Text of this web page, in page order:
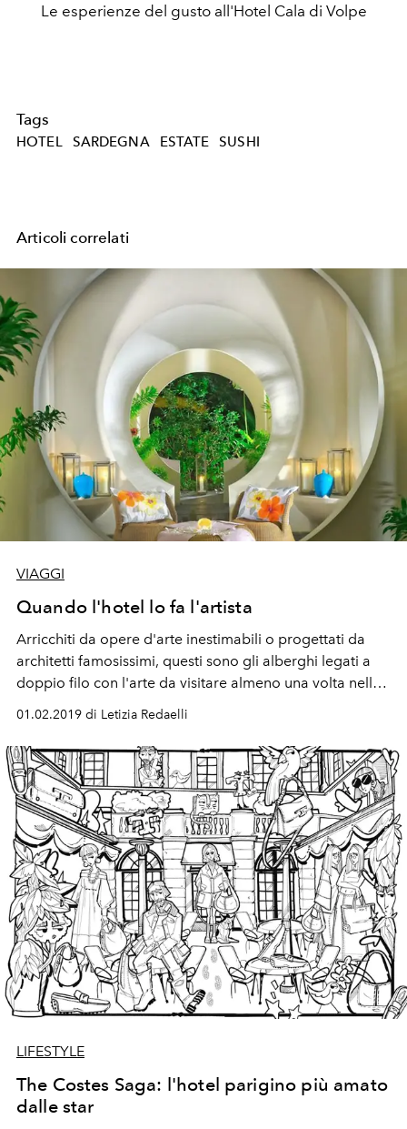
Le esperienze del gusto all'Hotel Cala di Volpe
Tags
HOTEL SARDEGNA ESTATE SUSHI
Articoli correlati
VIAGGI
Quando l'hotel lo fa l'artista
Arricchiti da opere d'arte inestimabili o progettati da
architetti famosissimi, questi sono gli alberghi legati a
doppio filo con l'arte da visitare almeno una volta nella
vita. I più belli al mondo segnalati da Booking.com
01.02.2019 di Letizia Redaelli
LIFESTYLE
The Costes Saga: l'hotel parigino più amato
dalle star